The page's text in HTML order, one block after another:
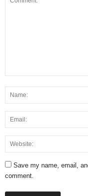
Save my name, email,
comment.